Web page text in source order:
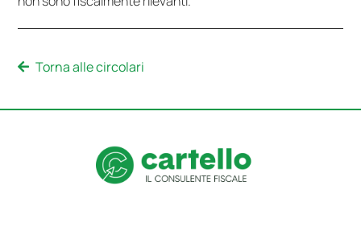
Torna alle circolari